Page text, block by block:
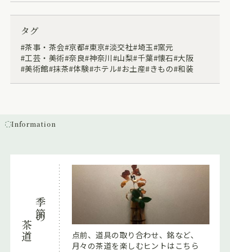
タグ
茶事・茶会 京都 東京 淡交社 埼玉 窯元
工芸・美術 奈良 神奈川 山梨 千葉 懐石 大阪
美術館 抹茶 体験 ホテル お土産 きもの 和装
Information
季節の
茶道
点前、道具の取り合わせ、銘など、
月々の茶道を楽しむヒントはこちら